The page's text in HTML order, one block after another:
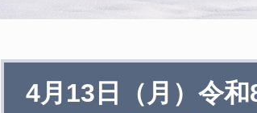
4月13日（月）令